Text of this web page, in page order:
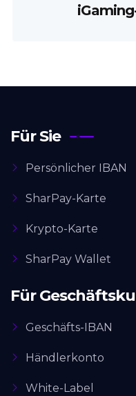
Für Sie
Persönlicher IBAN
SharPay-Karte
Krypto-Karte
SharPay Wallet
Für
Geschäfts-IBAN
Händlerkonto
White-Label